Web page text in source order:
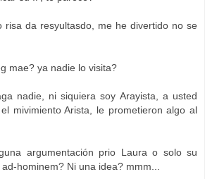
risa da resyultasdo, me he divertido no se
mae? ya nadie lo visita?
nadie, ni siquiera soy Arayista, a usted
mivimiento Arista, le prometieron algo al
argumentación prio Laura o solo su
hominem? Ni una idea? mmm...